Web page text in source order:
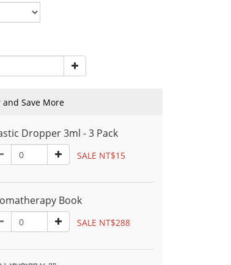
and Save More
Dropper 3ml - 3 Pack
SALE NT$15
Book
SALE NT$288